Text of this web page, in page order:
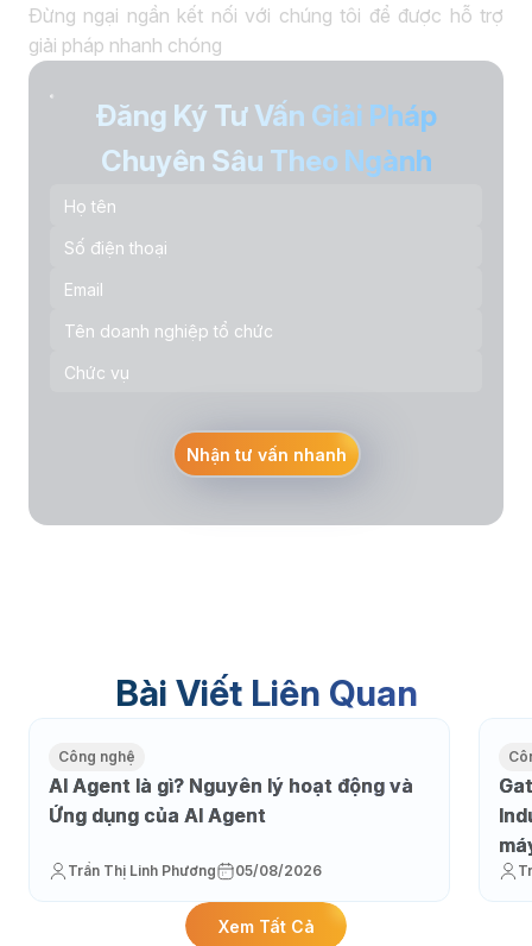
Đừng ngại ngần kết nối với chúng tôi để được hỗ trợ
giải pháp nhanh chóng
Đăng Ký Tư Vấn Giải Pháp
Chuyên Sâu Theo Ngành
Nhận tư vấn nhanh
Bài Viết Liên Quan
Công nghệ
AI Agent là gì? Nguyên lý hoạt động và
Ứng dụng của AI Agent
Trần Thị Linh Phương 05/08/2026
Xem Tất Cả